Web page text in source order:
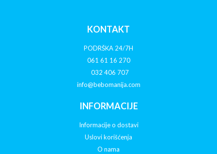
KONTAKT
PODRŠKA 24/7H
061 61 16 270
032 406 707
info@bebomanija.com
INFORMACIJE
Informacije o dostavi
Uslovi korišćenja
O nama